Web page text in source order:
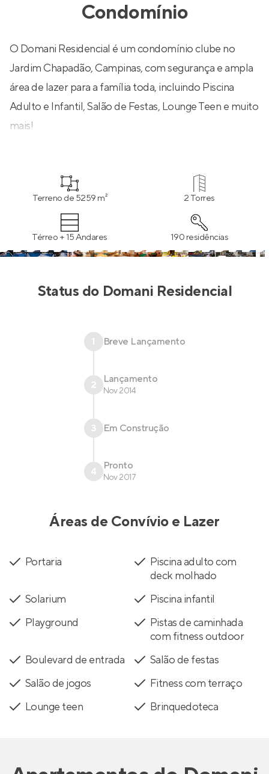
Condomínio
O Domani Residencial é um condomínio clube no
Jardim Chapadão, Campinas, com segurança e ampla
área de lazer para a família toda, incluindo Piscina
Adulto e Infantil, Salão de Festas, Lounge Teen e muito
mais!
Terreno de 5259 m² 2 Torres
Térreo + 15 Andares 190 residências
Status do Domani Residencial
1 Breve Lançamento
2 Lançamento
Nov 2014
3 Em Construção
4 Pronto
Nov 2017
Áreas de Convívio e Lazer
Portaria
Piscina adulto com
deck molhado
Solarium
Piscina infantil
Playground
Pistas de caminhada
com fitness outdoor
Boulevard de entrada
Salão de festas
Salão de jogos
Fitness com terraço
Lounge teen
Brinquedoteca